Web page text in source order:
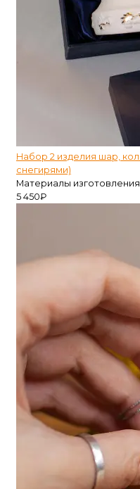
Набор 2 изделия шар,
снегирями)
Материалы
5 450₽